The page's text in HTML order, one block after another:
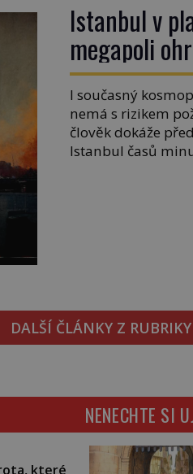
Istanbul v
megapoli
lilku?
I současný
nemá s rizikem
člověk dokáže
Istanbul časů
DALŠÍ ČLÁNKY Z RUBRIKY
NENECHTE SI
které